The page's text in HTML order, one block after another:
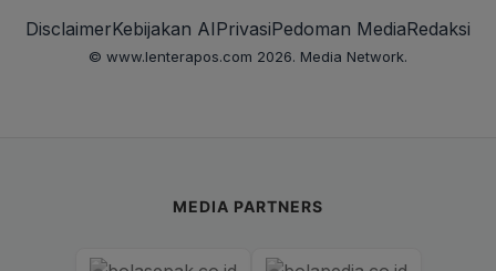
DisclaimerKebijakan AIPrivasiPedoman MediaRedaksi
© www.lenterapos.com 2026. Media Network.
MEDIA PARTNERS